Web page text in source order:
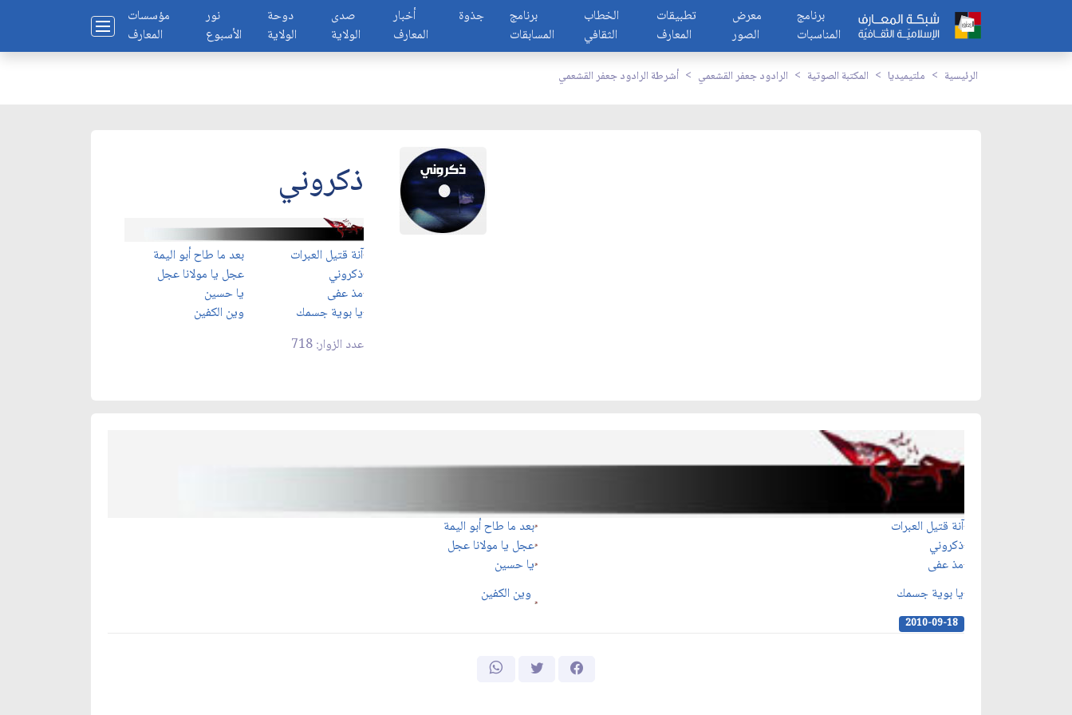
مؤسسات
المعارف
نور
الأسبوع
دوحة
الولاية
صدى
الولاية
أخبار
المعارف
جذوة
برنامج
المسابقات
الخطاب
الثقافي
تطبيقات
المعارف
معرض
الصور
برنامج
المناسبات
الرئيسية ملتيميديا المكتبة الصوتية الرادود جعفر القشعمي أشرطة الرادود جعفر القشعمي
ذكروني
آنة قتيل العبرات
بعد ما طاح أبو اليمة
ذكروني
عجل يا مولانا عجل
مذ عفى
يا حسين
يا بوية جسمك
وين الكفين
عدد الزوار: 718
آنة قتيل العبرات
بعد ما طاح أبو اليمة
ذكروني
عجل يا مولانا عجل
مذ عفى
يا حسين
يا بوية جسمك
وين الكفين
2010-09-18